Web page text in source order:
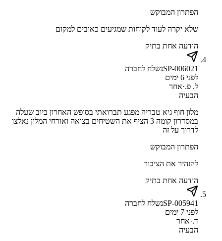
הפתרון המבוקש
שלא יקרה לעוד לקוחות שמגיעים כאובים למקום
הודעה אחת בתיק
SP-006021נשלח לחברה
לפני 6 ימים
ל. פ.·אחר
הבעיה
מלון חוף גיא טבריה מפגע תברואתי בסופש האחרון ביוב שעלה
במסדרון קומה 3 הציף את השטיחים בצואה ואורחי המלון נאלצו
לדרוך על זה
הפתרון המבוקש
להזהיר את הציבור
הודעה אחת בתיק
SP-005941נשלח לחברה
לפני 7 ימים
ד.·אחר
הבעיה